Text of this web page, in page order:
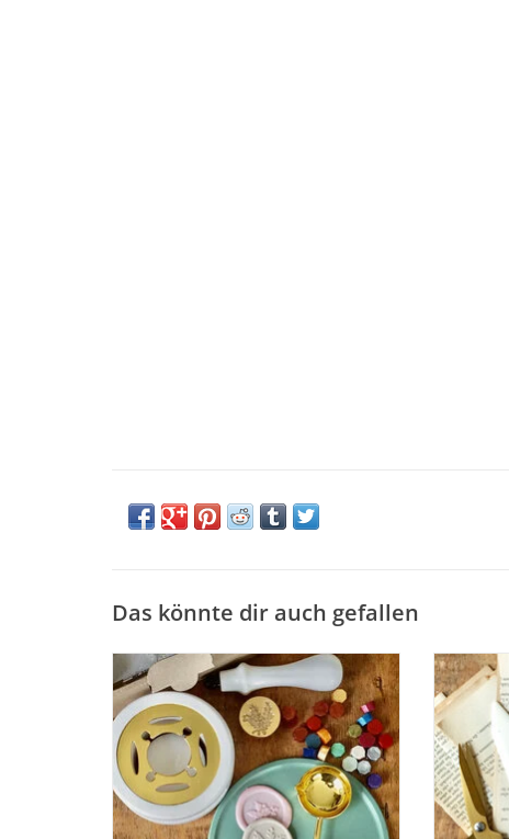
Das könnte dir auch gefallen
Wachs-Siegel-Set für Anfänger
BESTELLEN